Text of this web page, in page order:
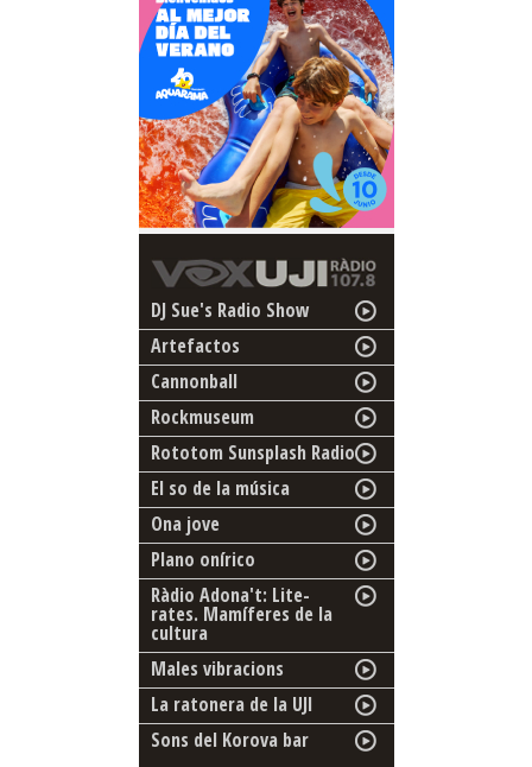
DJ Sue's Radio Show
Artefactos
Cannonball
Rockmuseum
Rototom Sunsplash Radio
El so de la música
Ona jove
Plano onírico
Ràdio Adona't: Lite-
rates. Mamíferes de la
cultura
Males vibracions
La ratonera de la UJI
Sons del Korova bar